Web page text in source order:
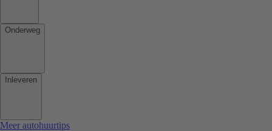
Onderweg
Inleveren
Meer autohuurtips